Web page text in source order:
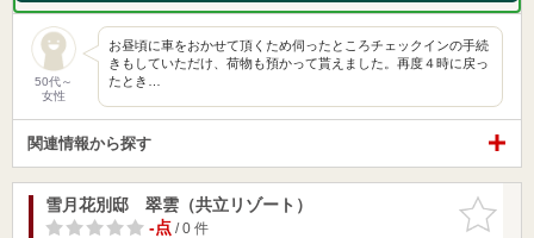
50代～
女性
お昼頃に車をおかせて頂くため伺ったところチェックインの手続
きもしていただけ、荷物も預かって貰えました。再度４時に戻っ
たとき…
関連情報から探す
お気に入
りに追加
雪月花別邸 翠雲（共立リゾート）
-点/ 0 件